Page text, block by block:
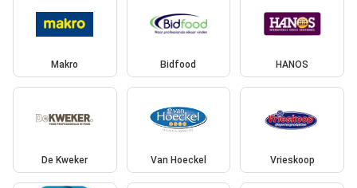
Makro Bidfood HANOS
De Kweker Van Hoeckel Vrieskoop